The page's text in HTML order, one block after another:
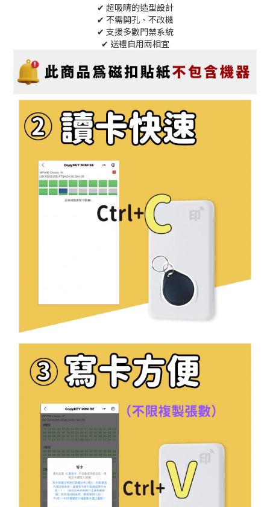
✔ 超吸睛的造型設計
✔ 不需開孔、不改機
✔ 支援多數門禁系統
✔ 送禮自用兩相宜